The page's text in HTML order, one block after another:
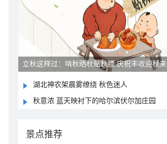
立秋这样过：啃秋晒秋贴秋膘 庆祝丰收迎秋来
湖北神农架晨雾缭绕 秋色迷人
秋意浓 蓝天映衬下的哈尔滨伏尔加庄园
景点推荐